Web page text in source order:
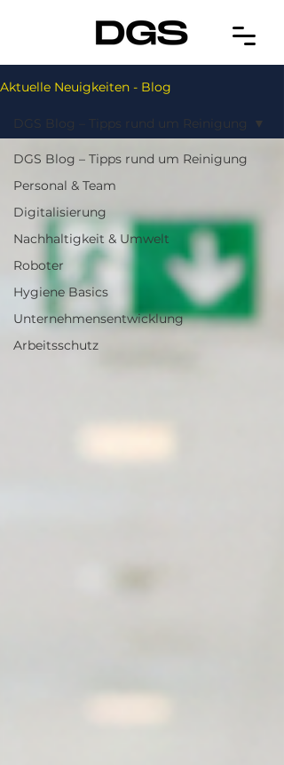
Aktuelle Neuigkeiten - Blog
DGS Blog – Tipps rund um Reinigung
Personal & Team
Digitalisierung
Nachhaltigkeit & Umwelt
Roboter
Hygiene Basics
Unternehmensentwicklung
Arbeitsschutz
DGS Blog – Tipps rund um Reinigung